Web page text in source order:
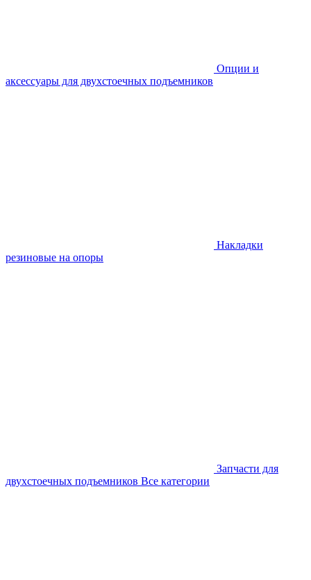
Опции и
аксессуары для двухстоечных подъемников
Накладки
резиновые на опоры
Запчасти для
двухстоечных подъемников Все категории